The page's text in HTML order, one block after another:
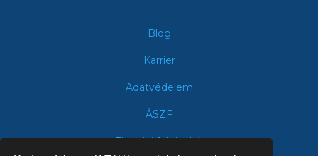
Blog
Karrier
Adatvédelem
ÁSZF
Fizetési feltételek